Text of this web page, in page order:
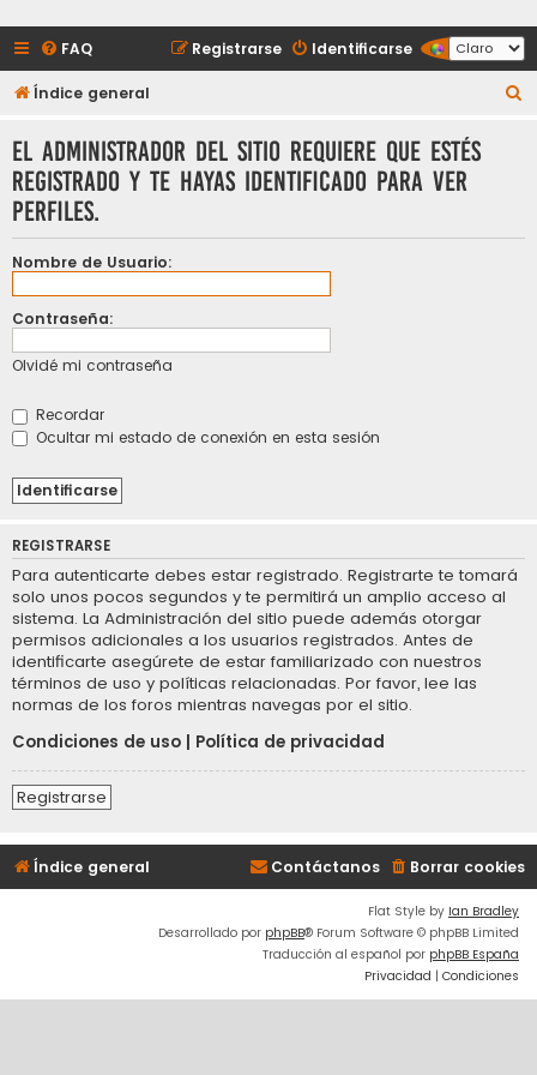
FAQ Identificarse
Registrarse
Índice general
El administrador del sitio requiere que estés
registrado y te hayas identificado para ver
perfiles.
Nombre de Usuario:
Contraseña:
Olvidé mi contraseña
Recordar
Ocultar mi estado de conexión en esta sesión
REGISTRARSE
Para autenticarte debes estar registrado. Registrarte te tomará
solo unos pocos segundos y te permitirá un amplio acceso al
sistema. La Administración del sitio puede además otorgar
permisos adicionales a los usuarios registrados. Antes de
identificarte asegúrete de estar familiarizado con nuestros
términos de uso y políticas relacionadas. Por favor, lee las
normas de los foros mientras navegas por el sitio.
Condiciones de uso
Política de privacidad
Registrarse
Índice general Borrar cookies
Contáctanos
Flat Style by Ian Bradley
Desarrollado por phpBB® Forum Software © phpBB Limited
Traducción al español por phpBB España
Privacidad | Condiciones